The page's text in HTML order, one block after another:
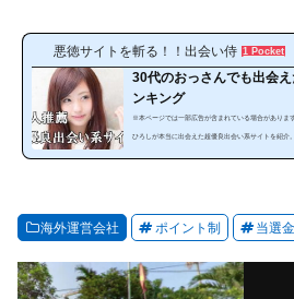
悪徳サイトを斬る！！出会い侍 1 Pocket
30代のおっさんでも出会
ンキング
※本ページでは一部広告が含まれている場合がありま
ひろしが本当に出会えた超優良出会い系サイトを紹介
海外運営会社 ポイント制 当選